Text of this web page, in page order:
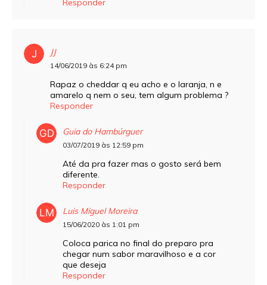
JJ
14/06/2019 às 6:24 pm
Rapaz o cheddar q eu acho e o laranja, n e
amarelo q nem o seu, tem algum problema ?
Responder
Guia do Hambúrguer
03/07/2019 às 12:59 pm
Até da pra fazer mas o gosto será bem
diferente.
Responder
Luis Miguel Moreira
15/06/2020 às 1:01 pm
Coloca parica no final do preparo pra
chegar num sabor maravilhoso e a cor
que deseja
Responder